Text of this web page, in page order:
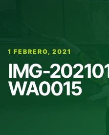
1 FEBRERO, 2021
IMG-
WA0015